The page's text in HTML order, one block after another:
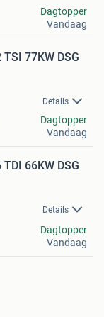
Dagtopper
Vandaag
77KW DSG
Details
Dagtopper
Vandaag
66KW DSG
Details
Dagtopper
Vandaag